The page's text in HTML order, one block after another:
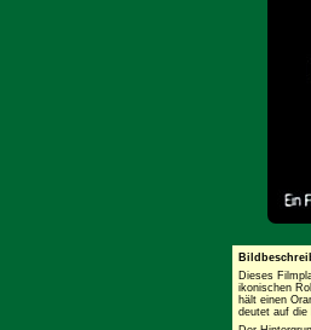
Dieses
ikonischen
hält einen
deutet auf die